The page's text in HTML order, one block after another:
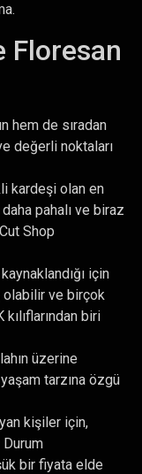
Floresan
hem de sıradan
değerli noktaları
kardeşi olan en
pahalı ve biraz
Shop
için
olabilir ve birçok
biri
üzerine
tarzına özgü
kişiler için,
bir fiyata elde